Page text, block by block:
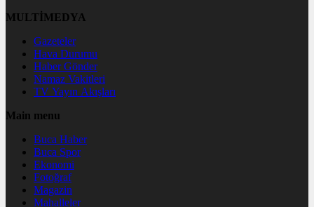
MULTİMEDYA
Gazeteler
Hava Durumu
Haber Gönder
Namaz Vakitleri
TV Yayın Akışları
Main menu
Buca Haber
Buca Spor
Ekonomi
Fotoğraf
Magazin
Mahalleler